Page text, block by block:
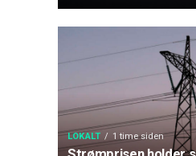
LOKALT 1 time siden